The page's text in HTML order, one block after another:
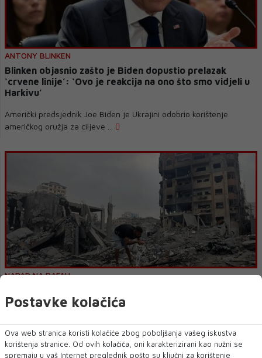
ANTONY BLINKEN
Blinken objasnio zašto je Biden dopustio prelazak
‘crvene linije’: ‘Ovo je reakcija na ono što smo vidjeli u
Harkivu’
Američki predsjednik Joe Biden je Ukrajini odobrio korištenje
američkog oružja za ciljeve ...
NAPAD NA RAFAH
predostrožnosti kako bi zaštitio c...
Postavke kolačića
Ova web stranica koristi kolačiće zbog poboljšanja vašeg iskustva
korištenja stranice. Od ovih kolačića, oni karakterizirani kao nužni se
spremaju u vaš Internet preglednik pošto su ključni za korištenje